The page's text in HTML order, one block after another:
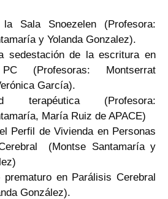
Sala Snoezelen (Profesora:
y Yolanda Gonzalez).
sedestación de la escritura en
(Profesoras: Montserrat
García).
terapéutica (Profesora:
María Ruiz de APACE)
Perfil de Vivienda en Personas
(Montse Santamaría y
prematuro en Parálisis Cerebral
González).